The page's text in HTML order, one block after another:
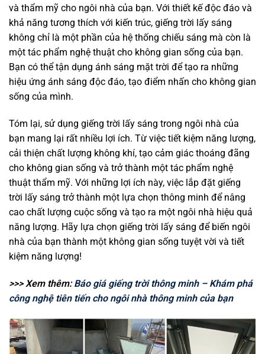
và thẩm mỹ cho ngôi nhà của bạn. Với thiết kế độc đáo và
khả năng tương thích với kiến trúc, giếng trời lấy sáng
không chỉ là một phần của hệ thống chiếu sáng mà còn là
một tác phẩm nghệ thuật cho không gian sống của bạn.
Bạn có thể tận dụng ánh sáng mặt trời để tạo ra những
hiệu ứng ánh sáng độc đáo, tạo điểm nhấn cho không gian
sống của mình.
Tóm lại, sử dụng giếng trời lấy sáng trong ngôi nhà của
bạn mang lại rất nhiều lợi ích. Từ việc tiết kiệm năng lượng,
cải thiện chất lượng không khí, tạo cảm giác thoáng đãng
cho không gian sống và trở thành một tác phẩm nghệ
thuật thẩm mỹ. Với những lợi ích này, việc lắp đặt giếng
trời lấy sáng trở thành một lựa chọn thông minh để nâng
cao chất lượng cuộc sống và tạo ra một ngôi nhà hiệu quả
năng lượng. Hãy lựa chọn giếng trời lấy sáng để biến ngôi
nhà của bạn thành một không gian sống tuyệt vời và tiết
kiệm năng lượng!
>>> Xem thêm:Báo giá giếng trời thông minh – Khám phá
công nghệ tiên tiến cho ngôi nhà thông minh của bạn